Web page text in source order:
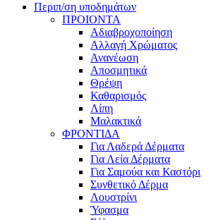
Περιπ/ση υποδημάτων
ΠΡΟΙΟΝΤΑ
Αδιαβροχοποίηση
Αλλαγή Χρώματος
Ανανέωση
Αποσμητικά
Θρέψη
Καθαρισμός
Λίπη
Μαλακτικά
ΦΡΟΝΤΙΔΑ
Για Λαδερά Δέρματα
Για Λεία Δέρματα
Για Σαμούα και Καστόρι
Συνθετικό Δέρμα
Λουστρίνι
Ύφασμα